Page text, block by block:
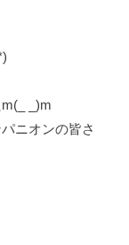
_)m
ニオンの皆さ